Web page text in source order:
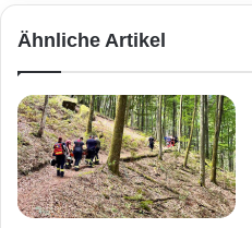
M
c
h
e
n
(
r
i
U
n
f
a
Ähnliche Artikel